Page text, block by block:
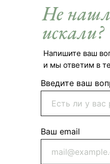
Введите ваш
Ваш email
Не
искали?
Напишите ваш
и мы ответим в